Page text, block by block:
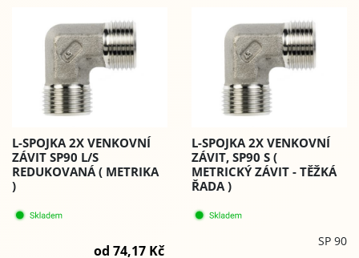
L-SPOJKA 2X VENKOVNÍ
ZÁVIT SP90 L/S
REDUKOVANÁ ( METRIKA
)
od 74,17 Kč
L-SPOJKA 2X VENKOVNÍ
ZÁVIT, SP90 S (
METRICKÝ ZÁVIT - TĚŽKÁ
ŘADA )
SP 90